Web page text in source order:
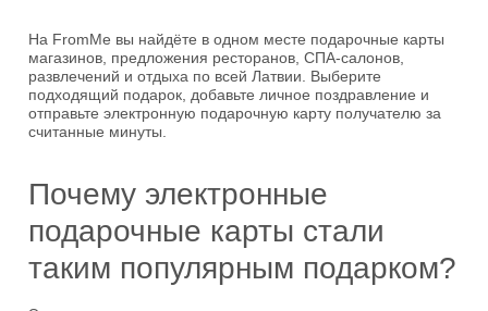
На FromMe вы найдёте в одном месте подарочные карты
магазинов, предложения ресторанов, СПА-салонов,
развлечений и отдыха по всей Латвии. Выберите
подходящий подарок, добавьте личное поздравление и
отправьте электронную подарочную карту получателю за
считанные минуты.
Почему электронные
подарочные карты стали
таким популярным подарком?